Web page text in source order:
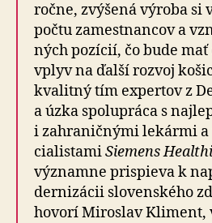
ročne, zvý­šená výroba si
počtu zamestnancov a
ných pozícií, čo bude
vplyv na ďalší rozvoj
kva­litný tím expertov z
a úzka spolu­práca s
i zahra­nič­nými lekármi
cia­listamiSiemens
významne prispieva k
der­ni­zácii slovenského
hovorí Miroslav Kliment,